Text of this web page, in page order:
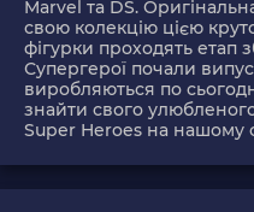
Marvel та DS.
свою колекцію цією
фігурки проходять етап
Супергерої почали
виробляються по
знайти свого
Super Heroes на нашому